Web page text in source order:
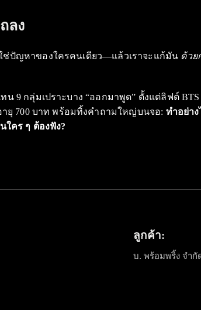
ลง
ช่ปัญหาของใครคนเดียว—แล้วเราจะแก้มัน ด้วย
9 กลุ่มเปราะบาง “ออกมาพูด” ตั้งแต่ลิฟต์
ายุ 700 บาท พร้อมทิ้งคำถามใหญ่บนจอ: ทำอย่าง
ใคร ๆ ต้องฟัง?
ลูกค้า:
บ. พร้อมพริ้ง จำกั